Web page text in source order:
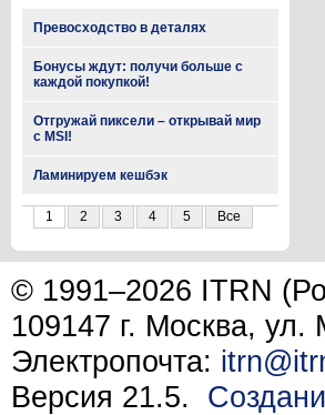
Превосходство в деталях
Бонусы ждут: получи больше с
каждой покупкой!
Отгружай пиксели – открывай мир
с MSI!
Ламинируем кешбэк
1 2 3 4 5 Все
© 1991–2026 ITRN
109147 г. Москва,
Электропочта:
Версия 21.5.